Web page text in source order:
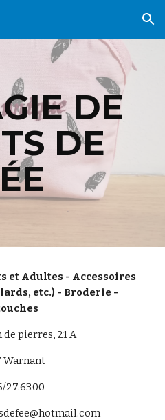
Skip to navigation
DE
DE
et Adultes - Accessoires
etc.) - Broderie -
de pierres, 21 A
Warnant
27.63.00